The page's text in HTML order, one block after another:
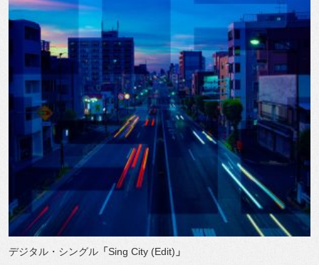
デジタル・シングル 「Sing City (Edit) 」